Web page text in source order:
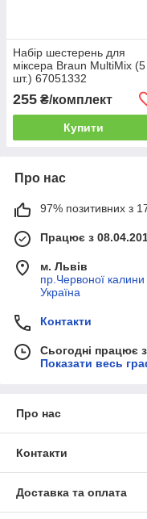
Набір шестерень для
міксера Braun MultiMix (5
шт.) 67051332
255 ₴/комплект
Купити
Про нас
97% позитивних з
Працює з
м. Львів
пр.Червоної калини
Україна
Контакти
Сьогодні працює
Показати весь
Про нас
Контакти
Доставка та оплата